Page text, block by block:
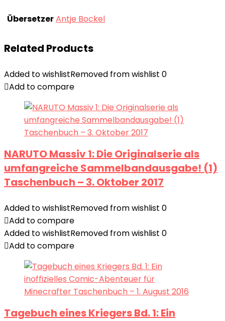
ÜbersetzerAntje Bockel
Related Products
Added to wishlistRemoved from wishlist 0
Add to compare
NARUTO Massiv 1: Die Originalserie als
umfangreiche Sammelbandausgabe! (1)
Taschenbuch – 3. Oktober 2017
Added to wishlistRemoved from wishlist 0
Add to compare
Added to wishlistRemoved from wishlist 0
Add to compare
Tagebuch eines Kriegers Bd. 1: Ein